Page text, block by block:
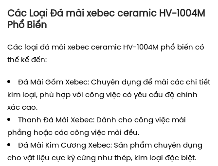
Các Loại Đá mài xebec ceramic HV-1004M
Phổ Biến
Các loại đá mài xebec ceramic HV-1004M phổ biến có
thể kể đến:
Đá Mài Gốm Xebec: Chuyên dụng để mài các chi tiết
kim loại, phù hợp với công việc có yêu cầu độ chính
xác cao.
Thanh Đá Mài Xebec: Dành cho công việc mài
phẳng hoặc các công việc mài đều.
Đá Mài Kim Cương Xebec: Sản phẩm chuyên dụng
cho vật liệu cực kỳ cứng như thép, kim loại đặc biệt.